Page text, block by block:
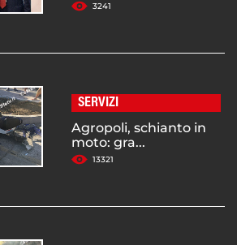
3241
SERVIZI
Agropoli, schianto in
moto: gra...
13321